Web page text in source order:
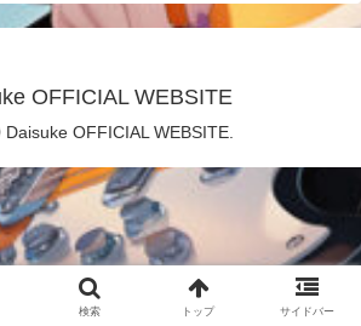
OFFICIAL WEBSITE
OFFICIAL WEBSITE.
検索 トップ サイドバー